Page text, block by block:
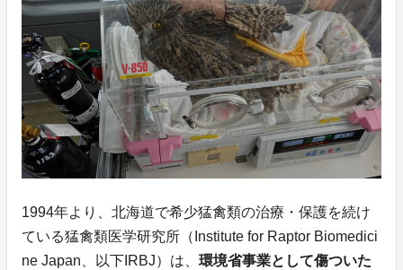
1994年より、北海道で希少猛禽類の治療・保護を続け
ている猛禽類医学研究所（Institute for Raptor Biomedici
ne Japan、以下IRBJ）は、 環境省事業として傷ついた